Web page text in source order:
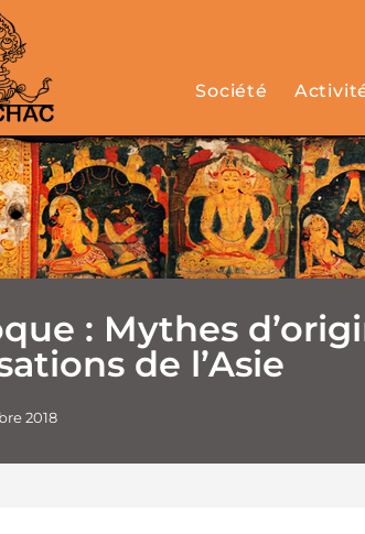
Société
: Mythes
de l’Asie
2018